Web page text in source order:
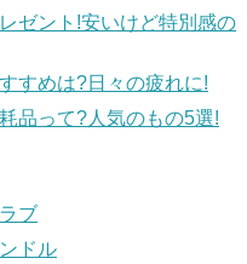
ゼント!安いけど特別感の
すめは?日々の疲れに!
品って?人気のもの5選!
ブ
ドル